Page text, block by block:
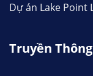
Dự án Lake Point
Truyền Thông